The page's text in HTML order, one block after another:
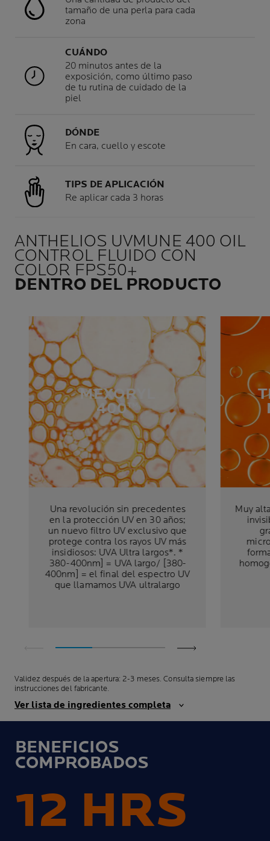
tamaño de una perla para cada
zona
CUÁNDO
20 minutos antes de la
exposición, como último paso
de tu rutina de cuidado de la
piel
DÓNDE
En cara, cuello y escote
TIPS DE APLICACIÓN
Re aplicar cada 3 horas
ANTHELIOS UVMUNE 400 OIL
CONTROL FLUIDO CON
COLOR FPS50+
DENTRO DEL PRODUCTO
MEXORYL
400™
Una revolución sin precedentes
en la protección UV en 30 años;
un nuevo filtro UV exclusivo que
protege contra los rayos UV más
insidiosos: UVA Ultra largos*. *
380-400nm] = UVA largo/ [380-
400nm] = el final del espectro UV
que llamamos UVA ultralargo
Muy
Validez después de la apertura: 2-3 meses. Consulta siempre las
instrucciones del fabricante.
Ver lista de ingredientes completa
BENEFICIOS
COMPROBADOS
12 HRS